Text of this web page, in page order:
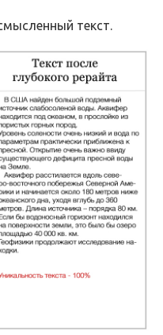
текст.